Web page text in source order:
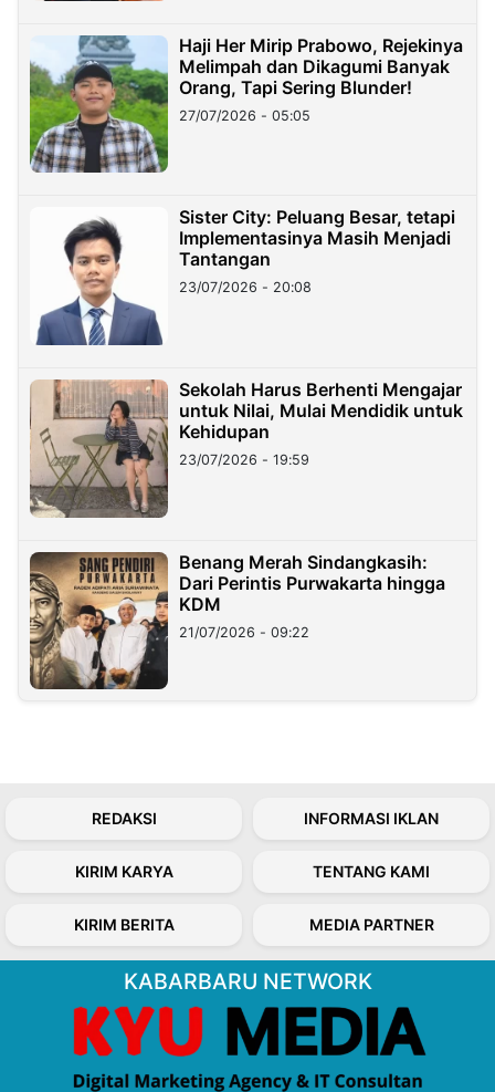
Haji Her Mirip Prabowo, Rejekinya
Melimpah dan Dikagumi Banyak
Orang, Tapi Sering Blunder!
27/07/2026 - 05:05
Sister City: Peluang Besar, tetapi
Implementasinya Masih Menjadi
Tantangan
23/07/2026 - 20:08
Sekolah Harus Berhenti Mengajar
untuk Nilai, Mulai Mendidik untuk
Kehidupan
23/07/2026 - 19:59
Benang Merah Sindangkasih:
Dari Perintis Purwakarta hingga
KDM
21/07/2026 - 09:22
REDAKSI INFORMASI IKLAN
KIRIM KARYA TENTANG KAMI
KIRIM BERITA MEDIA PARTNER
KABARBARU NETWORK